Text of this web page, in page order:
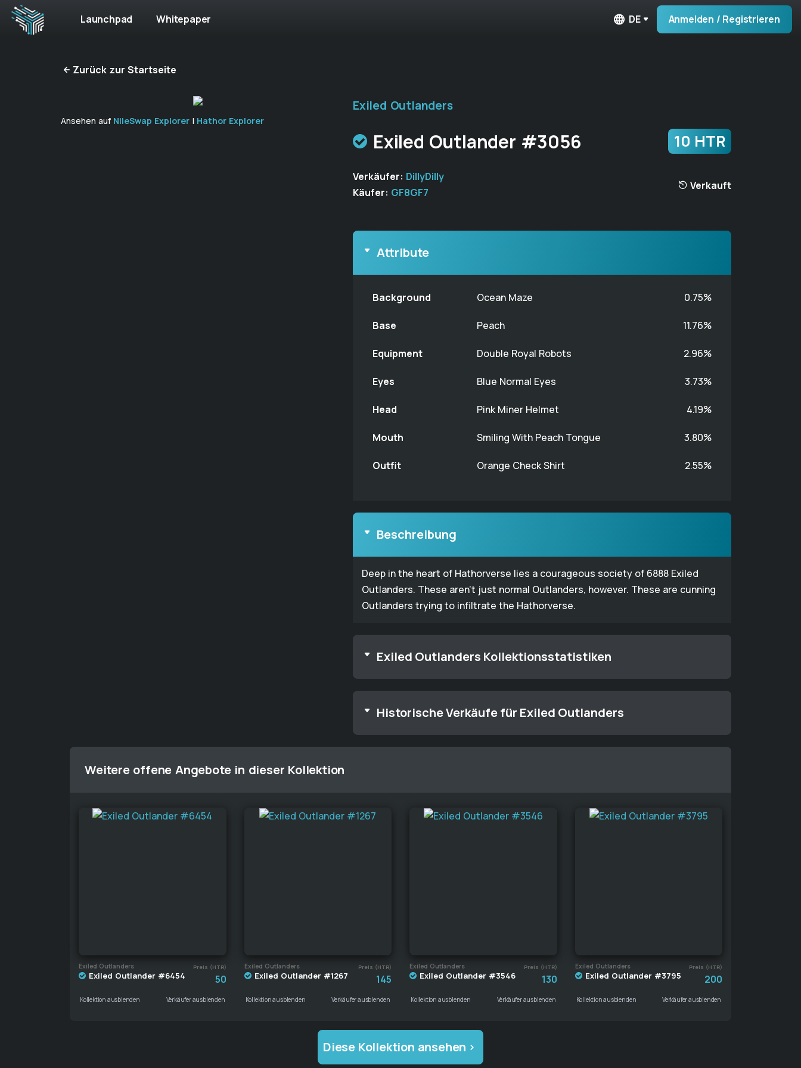
Launchpad Whitepaper DE Anmelden / Registrieren
Zurück zur Startseite
Ansehen auf NileSwap Explorer | Hathor Explorer
Exiled Outlanders
Exiled Outlander #3056 10 HTR
Verkäufer: DillyDilly
Käufer: GF8GF7
Verkauft
Attribute
Background Ocean Maze 0.75%
Base Peach 11.76%
Equipment Double Royal Robots 2.96%
Eyes Blue Normal Eyes 3.73%
Head Pink Miner Helmet 4.19%
Mouth Smiling With Peach Tongue 3.80%
Outfit Orange Check Shirt 2.55%
Beschreibung
Deep in the heart of Hathorverse lies a courageous society of 6888 Exiled
Outlanders. These aren't just normal Outlanders, however. These are cunning
Outlanders trying to infiltrate the Hathorverse.
Exiled Outlanders Kollektionsstatistiken
Historische Verkäufe für Exiled Outlanders
Weitere offene Angebote in dieser Kollektion
Exiled Outlanders Preis (HTR)
Exiled Outlander #6454 50
Kollektion ausblenden Verkäufer ausblenden
Exiled Outlanders Preis (HTR)
Exiled Outlander #1267 145
Kollektion ausblenden Verkäufer ausblenden
Exiled Outlanders Preis (HTR)
Exiled Outlander #3546 130
Kollektion ausblenden Verkäufer ausblenden
Exiled Outlanders Preis (HTR)
Exiled Outlander #3795 200
Kollektion ausblenden Verkäufer ausblenden
Diese Kollektion ansehen